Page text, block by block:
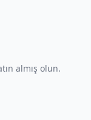
almış olun.